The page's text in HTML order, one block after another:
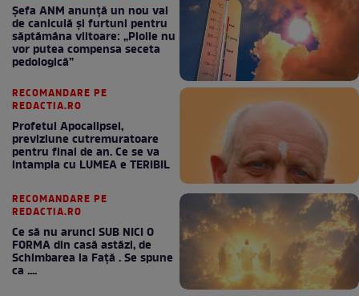
Șefa ANM anunță un nou val
de caniculă și furtuni pentru
săptămâna viitoare: „Ploile nu
vor putea compensa seceta
pedologică”
RECOMANDARE PE
REDACTIA.RO
Profetul Apocalipsei,
previziune cutremuratoare
pentru final de an. Ce se va
intampla cu LUMEA e TERIBIL
RECOMANDARE PE
REDACTIA.RO
Ce să nu arunci SUB NICI O
FORMA din casă astăzi, de
Schimbarea la Față . Se spune
ca ....